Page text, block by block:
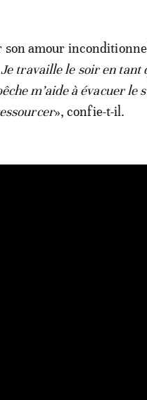
son amour
travaille le soir en tant
m’aide à évacuer le
», confie-t-il.